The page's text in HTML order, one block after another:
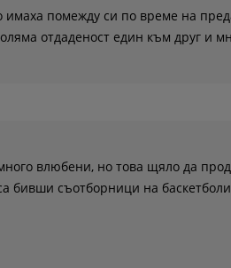
имаха помежду си по време на
отдаденост един към друг и
влюбени, но това щяло да
бивши съотборници на